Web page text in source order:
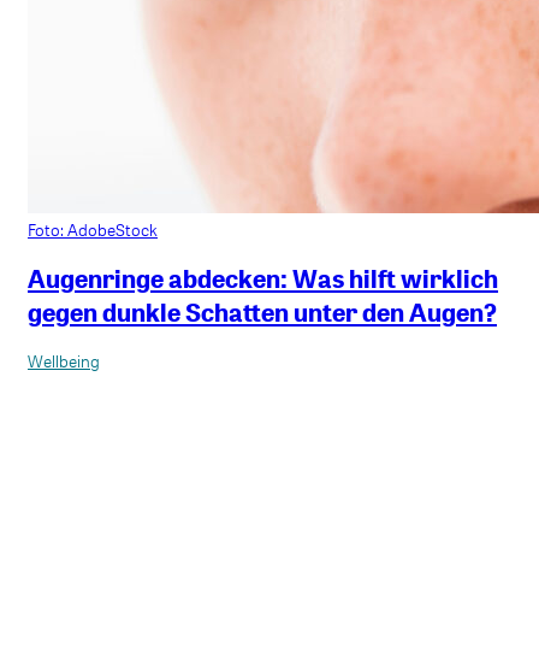
Foto: AdobeStock
Augenringe abdecken: Was hilft wirklich
gegen dunkle Schatten unter den Augen?
Wellbeing